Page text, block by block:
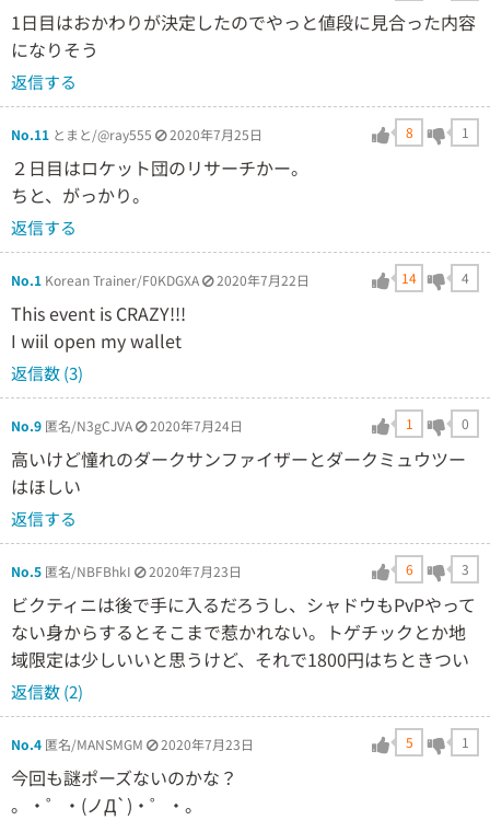
1日目はおかわりが決定したのでやっと値段に見合った内容
になりそう
返信する
No.11 とまと/@ray555 2020年7月25日 8 1
２日目はロケット団のリサーチかー。
ちと、がっかり。
返信する
No.1 Korean Trainer/F0KDGXA 2020年7月22日 14 4
This event is CRAZY!!!
I wiil open my wallet
返信数 (3)
No.9 匿名/N3gCJVA 2020年7月24日 1 0
高いけど憧れのダークサンファイザーとダークミュウツー
はほしい
返信する
No.5 匿名/NBFBhkI 2020年7月23日 6 3
ビクティニは後で手に入るだろうし、シャドウもPvPやって
ない身からするとそこまで惹かれない。トゲチックとか地
域限定は少しいいと思うけど、それで1800円はちときつい
返信数 (2)
No.4 匿名/MANSMGM 2020年7月23日 5 1
今回も謎ポーズないのかな？
。・゜・(ノД`)・゜・。